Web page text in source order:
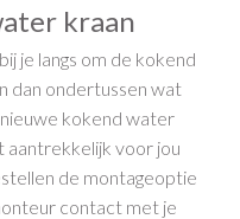
kraan
je langs om de kokend
dan ondertussen wat
kokend water
aantrekkelijk voor jou
de montageoptie
contact met je